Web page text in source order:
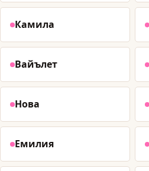
Камила
Вайълет
Нова
Емилия